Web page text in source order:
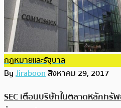
กฎหมายและรัฐบาล
ByJiraboonสิงหาคม 29, 2017
SEC เตือนบริษัทในตลาดหลักทรัพ